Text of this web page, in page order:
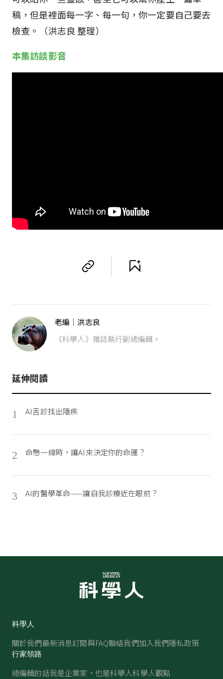
稿，但是裡面每一字、每一句，你一定要自己要去
檢查。（洪志良 整理）
本集訪談影音
老編｜洪志良
《科學人》雜誌執行副總編輯。
延伸閱讀
1 AI舌診找出隱疾
2 命懸一線時，讓AI來決定你的命運？
3 AI的醫學革命——讓自我診療近在眼前？
科學人
關於我們最新消息訂閱與FAQ聯絡我們加入我們隱私政策
行家領路
總編輯的話我是企業家，也是科學人科學人觀點